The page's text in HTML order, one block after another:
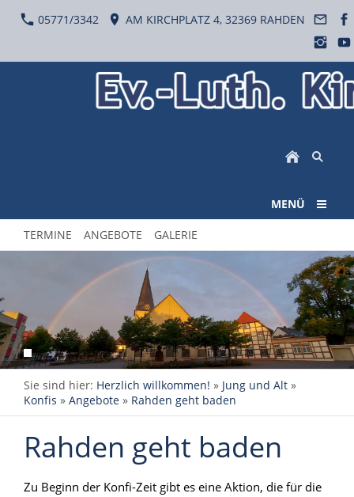
05771/3342 AM KIRCHPLATZ 4, 32369 RAHDEN
MENÜ
TERMINE ANGEBOTE GALERIE
Sie sind hier: Herzlich willkommen! » Jung und Alt »
Konfis » Angebote » Rahden geht baden
Rahden geht baden
Zu Beginn der Konfi-Zeit gibt es eine Aktion, die für die